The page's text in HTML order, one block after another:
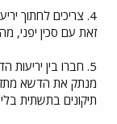
4. צריכים לחתוך
זאת עם סכין יפני,
5. חברו בין
מנתק את הדשא
תיקונים בתשתית